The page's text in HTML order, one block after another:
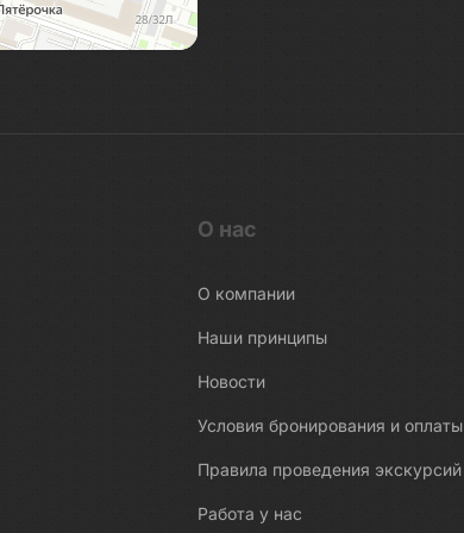
О нас
О компании
Наши принципы
Новости
Условия бронирования и оплаты
Правила проведения экскурсий
Работа у нас